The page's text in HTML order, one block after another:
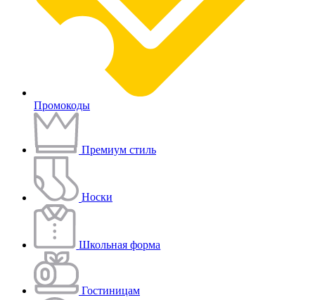
Промокоды
Премиум стиль
Носки
Школьная форма
Гостиницам